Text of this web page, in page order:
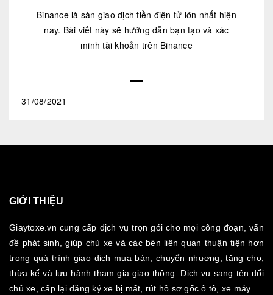
Binance là sàn giao dịch tiền điện tử lớn nhất hiện
nay. Bài viết này sẽ hướng dẫn bạn tạo và xác
minh tài khoản trên Binance
31/08/2021
GIỚI THIỆU
Giaytoxe.vn cung cấp dịch vụ trọn gói cho mọi công đoạn, vấn
đề phát sinh, giúp chủ xe và các bên liên quan thuận tiện hơn
trong quá trình giao dịch mua bán, chuyển nhượng, tặng cho,
thừa kế và lưu hành tham gia giao thông. Dịch vụ sang tên đổi
chủ xe, cấp lại đăng ký xe bị mất, rút hồ sơ gốc ô tô, xe máy.